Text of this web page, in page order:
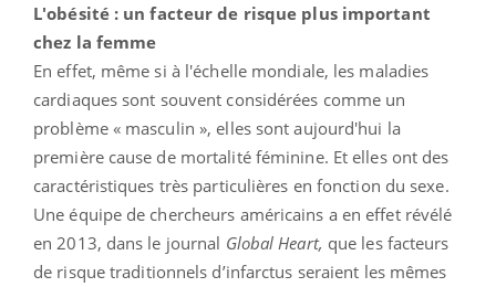
L'obésité : un facteur de risque plus important
chez la femme
En effet, même si à l'échelle mondiale, les maladies
cardiaques sont souvent considérées comme un
problème « masculin », elles sont aujourd'hui la
première cause de mortalité féminine. Et elles ont des
caractéristiques très particulières en fonction du sexe.
Une équipe de chercheurs américains a en effet révélé
en 2013, dans le journal Global Heart, que les facteurs
de risque traditionnels d’infarctus seraient les mêmes